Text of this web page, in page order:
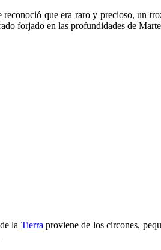
reconoció que era raro y precioso, un
forjado en las profundidades de
la Tierra proviene de los circones,